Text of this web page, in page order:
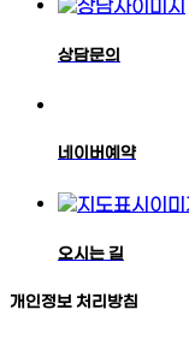
상담문의
네이버예약
오시는 길
개인정보 처리방침